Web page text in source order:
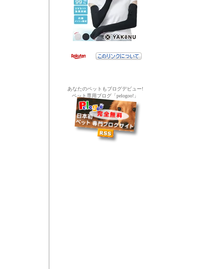
あなたのペットもブログデビュー!
ペット専用ブログ「pelogoo!」